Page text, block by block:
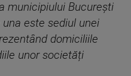
municipiului București
este sediul unei
domiciliile
unor societăți